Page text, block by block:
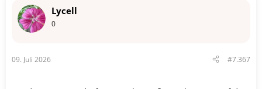
Lycell
0
09. Juli 2026 #7.367